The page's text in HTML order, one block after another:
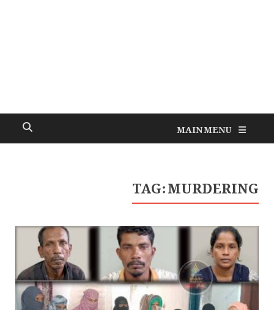
MAIN MENU
TAG:MURDERING